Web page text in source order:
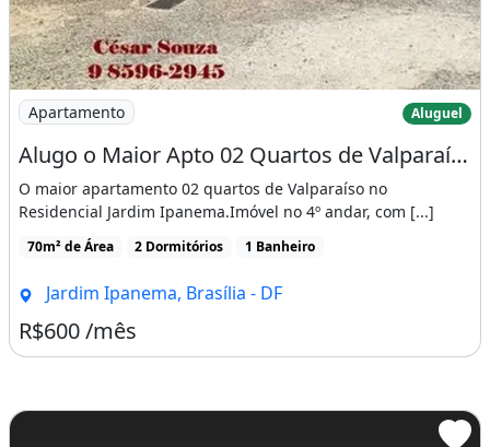
Imagem: Alugo o Maior Apto 02 Quartos de Valparaíso
Apartamento Aluguel
Alugo o Maior Apto 02 Quartos de Valparaíso Perto da Br, Atacado Costa e Shopping
O maior apartamento 02 quartos de Valparaíso no
Residencial Jardim Ipanema.Imóvel no 4º andar, com [...]
70m² de Área 2 Dormitórios 1 Banheiro
Jardim Ipanema, Brasília - DF
R$600 /mês